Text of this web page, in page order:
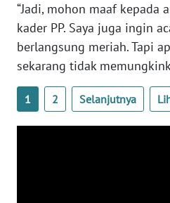
“Jadi, mohon maaf kepada
kader PP. Saya juga ingin
berlangsung meriah. Tapi
sekarang tidak
1 2 Selanjutnya
WN
SULTENG
WN